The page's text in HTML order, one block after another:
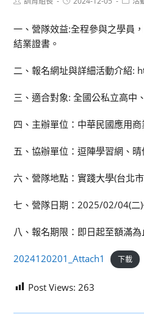
一、營隊效益:全程參與之學員
結業證書。
二、報名網址與詳細活動介紹
三、適合對象: 全國公私立高中
四、主辦單位：中華民國應用
五、協辦單位：逗陣學習網、
六、營隊地點：實踐大學(台北
七、營隊日期：2025/02/04(
八、報名期限：即日起至額滿為
2024120201_Attach1 下載
Post Views: 263